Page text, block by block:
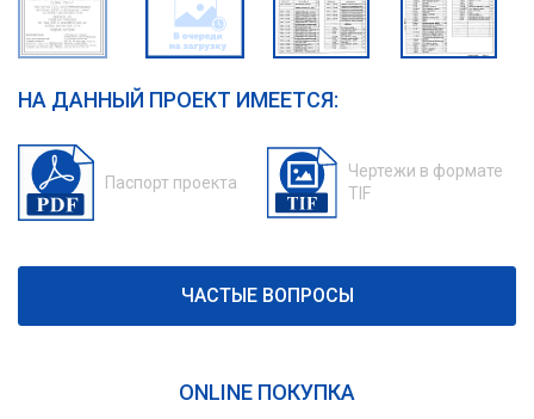
НА ДАННЫЙ ПРОЕКТ ИМЕЕТСЯ:
Паспорт проекта
Чертежи в формате
TIF
ЧАСТЫЕ ВОПРОСЫ
ONLINE ПОКУПКА